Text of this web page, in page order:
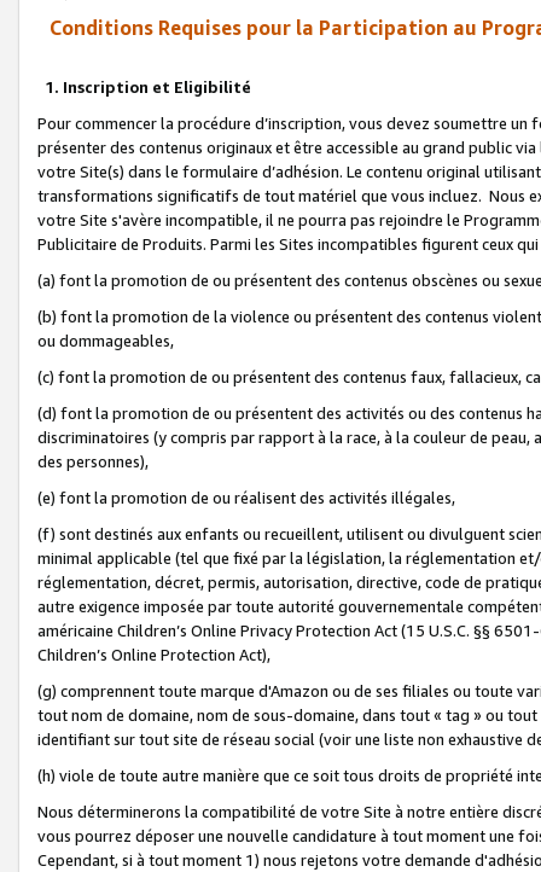
Conditions Requises pour la Participation au
1. Inscription et Eligibilité
Pour commencer la procédure d’inscription, vous devez soumettre
présenter des contenus originaux et être accessible au grand public
votre Site(s) dans le formulaire d’adhésion. Le contenu original
transformations significatifs de tout matériel que vous incluez. Nous
votre Site s'avère incompatible, il ne pourra pas rejoindre le
Publicitaire de Produits. Parmi les Sites incompatibles figurent ceux
(a) font la promotion de ou présentent des contenus obscènes ou
(b) font la promotion de la violence ou présentent des contenus
ou dommageables,
(c) font la promotion de ou présentent des contenus faux, fallacieux,
(d) font la promotion de ou présentent des activités ou des contenus
discriminatoires (y compris par rapport à la race, à la couleur de
des personnes),
(e) font la promotion de ou réalisent des activités illégales,
(f) sont destinés aux enfants ou recueillent, utilisent ou divulguent
minimal applicable (tel que fixé par la législation, la réglementation
réglementation, décret, permis, autorisation, directive, code de
autre exigence imposée par toute autorité gouvernementale
américaine Children’s Online Privacy Protection Act (15 U.S.C. §§
Children’s Online Protection Act),
(g) comprennent toute marque d'Amazon ou de ses filiales ou toute
tout nom de domaine, nom de sous-domaine, dans tout « tag » ou
identifiant sur tout site de réseau social (voir une liste non exhaustive
(h) viole de toute autre manière que ce soit tous droits de propriété
Nous déterminerons la compatibilité de votre Site à notre entière
vous pourrez déposer une nouvelle candidature à tout moment une
Cependant, si à tout moment 1) nous rejetons votre demande